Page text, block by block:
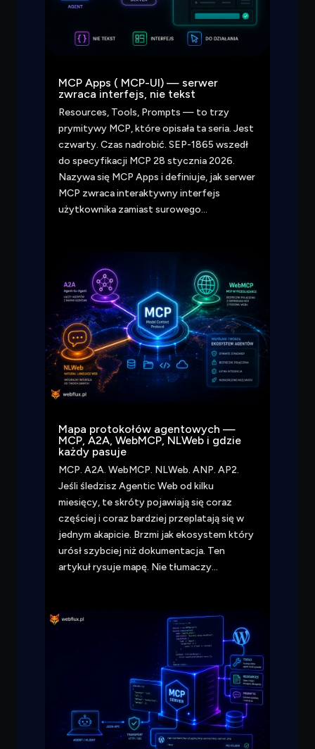
MCP Apps ( MCP-UI) — serwer
zwraca interfejs, nie tekst
Resources, Tools, Prompts — to trzy
prymitywy MCP, które opisała ta seria. Jest
czwarty. Czas nadrobić. SEP-1865 wszedł
do specyfikacji MCP 28 stycznia 2026.
Nazywa się MCP Apps i definiuje, jak serwer
MCP zwraca interaktywny interfejs
użytkownika zamiast surowego…
Mapa protokołów agentowych —
MCP, A2A, WebMCP, NLWeb i gdzie
każdy pasuje
MCP. A2A. WebMCP. NLWeb. ANP. AP2.
Jeśli śledzisz Agentic Web od kilku
miesięcy, te skróty pojawiają się coraz
częściej i coraz bardziej przeplatają się w
jednym akapicie. Brzmi jak ekosystem który
urósł szybciej niż dokumentacja. Ten
artykuł rysuje mapę. Nie tłumaczy…